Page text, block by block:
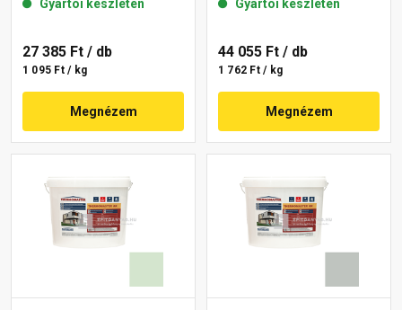
43-E 25 kg
Gyártói készleten
27 385 Ft / db
1 095 Ft / kg
Megnézem
Gyártói készleten
44 055 Ft / db
1 762 Ft / kg
Megnézem